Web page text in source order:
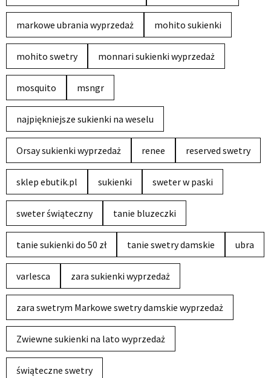
markowe ubrania wyprzedaż mohito sukienki
mohito swetry monnari sukienki wyprzedaż
mosquito msngr
najpiękniejsze sukienki na weselu
Orsay sukienki wyprzedaż renee reserved swetry
sklep ebutik.pl sukienki sweter w paski
sweter świąteczny tanie bluzeczki
tanie sukienki do 50 zł tanie swetry damskie ubra
varlesca zara sukienki wyprzedaż
zara swetrym Markowe swetry damskie wyprzedaż
Zwiewne sukienki na lato wyprzedaż
świąteczne swetry